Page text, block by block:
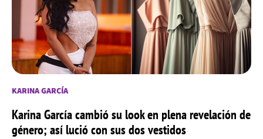
KARINA GARCÍA
Karina García cambió su look en plena revelación de
género; así lució con sus dos vestidos